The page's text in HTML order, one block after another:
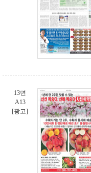
13면
A13
[광고]